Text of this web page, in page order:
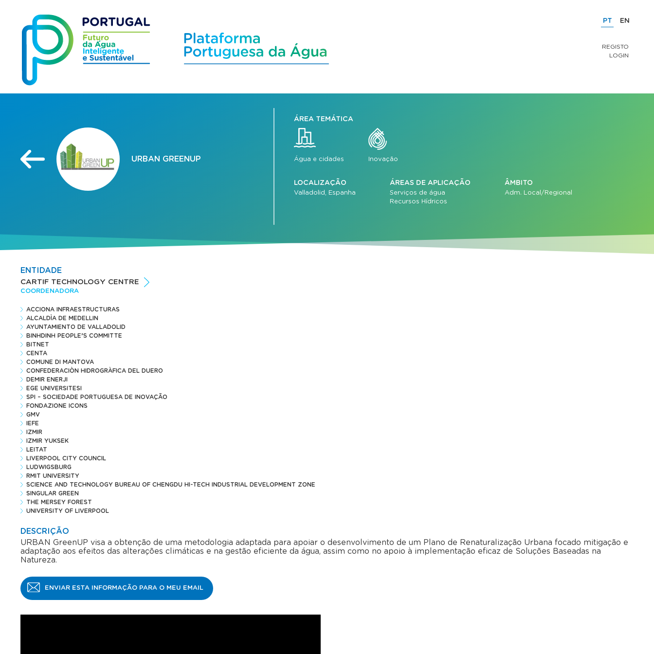
PT EN
REGISTO
LOGIN
URBAN GREENUP
ÁREA TEMÁTICA
Água e cidades Inovação
LOCALIZAÇÃO
Valladolid, Espanha
ÁREAS DE APLICAÇÃO
Serviços de água
Recursos Hídricos
ÂMBITO
Adm. Local/Regional
ENTIDADE
CARTIF TECHNOLOGY CENTRE
COORDENADORA
ACCIONA INFRAESTRUCTURAS
ALCALDÌA DE MEDELLIN
AYUNTAMIENTO DE VALLADOLID
BINHDINH PEOPLE’S COMMITTE
BITNET
CENTA
COMUNE DI MANTOVA
CONFEDERACIÒN HIDROGRÀFICA DEL DUERO
DEMIR ENERJI
EGE UNIVERSITESI
SPI – SOCIEDADE PORTUGUESA DE INOVAÇÃO
FONDAZIONE ICONS
GMV
IEFE
IZMIR
IZMIR YUKSEK
LEITAT
LIVERPOOL CITY COUNCIL
LUDWIGSBURG
RMIT UNIVERSITY
SCIENCE AND TECHNOLOGY BUREAU OF CHENGDU HI-TECH INDUSTRIAL DEVELOPMENT ZONE
SINGULAR GREEN
THE MERSEY FOREST
UNIVERSITY OF LIVERPOOL
DESCRIÇÃO
URBAN GreenUP visa a obtenção de uma metodologia adaptada para apoiar o desenvolvimento de um Plano de Renaturalização Urbana focado mitigação e
adaptação aos efeitos das alterações climáticas e na gestão eficiente da água, assim como no apoio à implementação eficaz de Soluções Baseadas na
Natureza.
ENVIAR ESTA INFORMAÇÃO PARA O MEU EMAIL